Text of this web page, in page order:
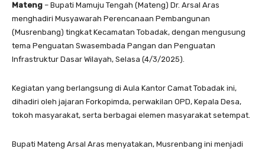
Mateng – Bupati Mamuju Tengah (Mateng) Dr. Arsal Aras
menghadiri Musyawarah Perencanaan Pembangunan
(Musrenbang) tingkat Kecamatan Tobadak, dengan mengusung
tema Penguatan Swasembada Pangan dan Penguatan
Infrastruktur Dasar Wilayah, Selasa (4/3/2025).
Kegiatan yang berlangsung di Aula Kantor Camat Tobadak ini,
dihadiri oleh jajaran Forkopimda, perwakilan OPD, Kepala Desa,
tokoh masyarakat, serta berbagai elemen masyarakat setempat.
Bupati Mateng Arsal Aras menyatakan, Musrenbang ini menjadi